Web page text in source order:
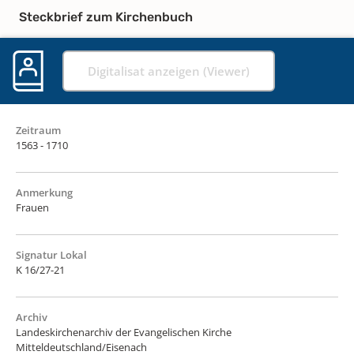
Steckbrief zum Kirchenbuch
Digitalisat anzeigen (Viewer)
Zeitraum
1563 - 1710
Anmerkung
Frauen
Signatur Lokal
K 16/27-21
Archiv
Landeskirchenarchiv der Evangelischen Kirche
Mitteldeutschland/Eisenach